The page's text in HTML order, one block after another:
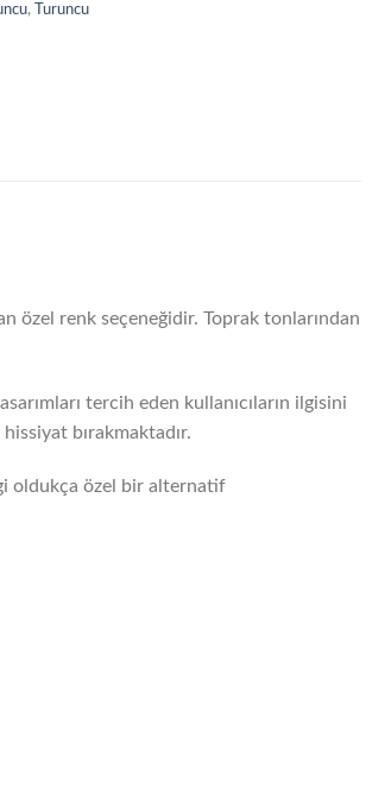
, Turuncu
özel renk seçeneğidir. Toprak tonlarından
tercih eden kullanıcıların ilgisini
bırakmaktadır.
oldukça özel bir alternatif